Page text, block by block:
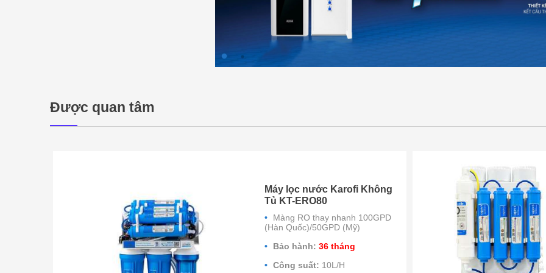
Được quan tâm
Máy lọc nước Karofi Không
Tủ KT-ERO80
Màng RO thay nhanh 100GPD
(Hàn Quốc)/50GPD (Mỹ)
Bảo hành: 36 tháng
Công suất: 10L/H